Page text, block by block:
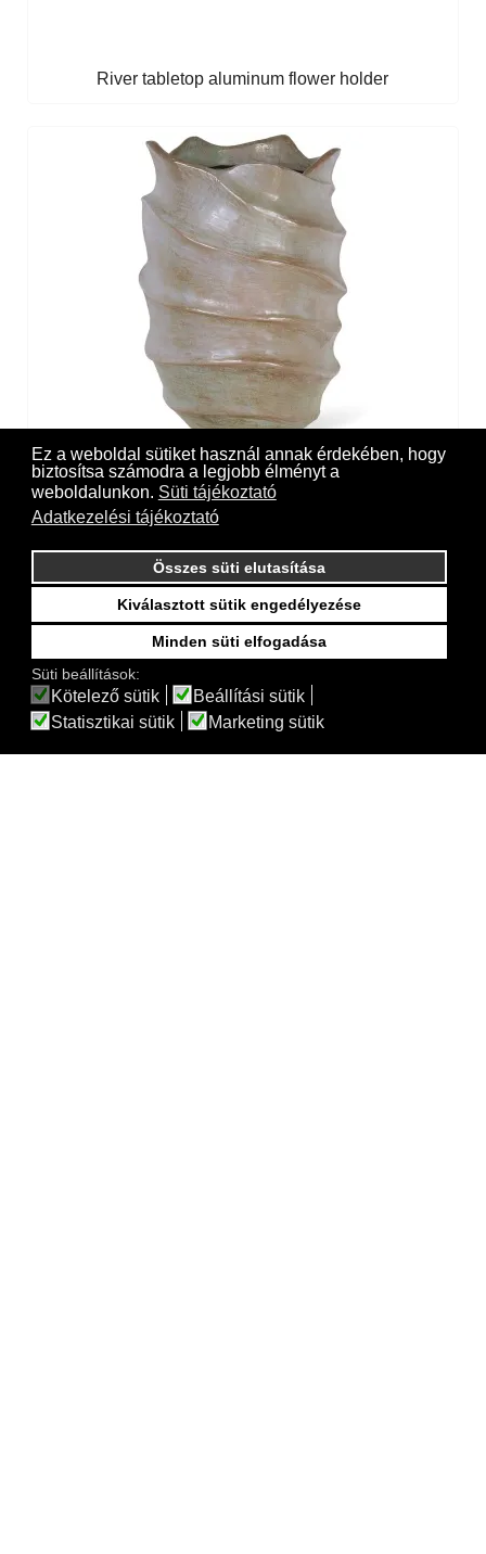
Ez a weboldal sütiket használ annak érdekében, hogy
biztosítsa számodra a legjobb élményt a
weboldalunkon. Süti tájékoztató
Adatkezelési tájékoztató
Összes süti elutasítása
Kiválasztott sütik engedélyezése
Minden süti elfogadása
Süti beállítások:
Kötelező sütik
Beállítási sütik
Statisztikai sütik
Marketing sütik
River tabletop aluminum flower holder
Nautica bronze bowl